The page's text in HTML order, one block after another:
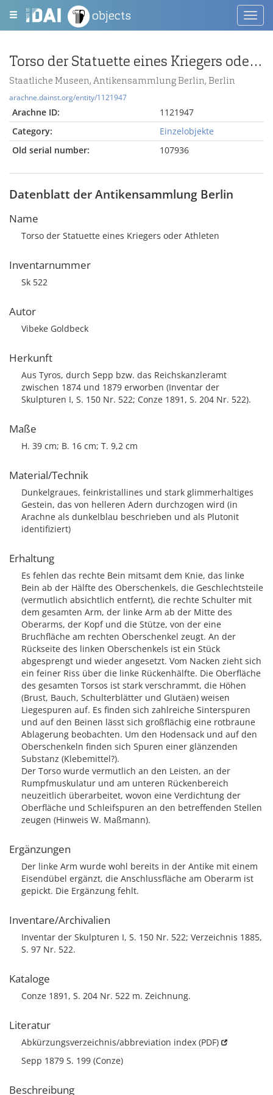
objects
Torso der Statuette eines Kriegers oder Athleten
Staatliche Museen, Antikensammlung Berlin, Berlin
arachne.dainst.org/entity/1121947
Arachne ID:
1121947
Category:
Einzelobjekte
Old serial number:
107936
Datenblatt der Antikensammlung Berlin
Name
Torso der Statuette eines Kriegers oder Athleten
Inventarnummer
Sk 522
Autor
Vibeke Goldbeck
Herkunft
Aus Tyros, durch Sepp bzw. das Reichskanzleramt
zwischen 1874 und 1879 erworben (Inventar der
Skulpturen I, S. 150 Nr. 522; Conze 1891, S. 204 Nr. 522).
Maße
H. 39 cm; B. 16 cm; T. 9,2 cm
Material/Technik
Dunkelgraues, feinkristallines und stark glimmerhaltiges
Gestein, das von helleren Adern durchzogen wird (in
Arachne als dunkelblau beschrieben und als Plutonit
identifiziert)
Erhaltung
Es fehlen das rechte Bein mitsamt dem Knie, das linke
Bein ab der Hälfte des Oberschenkels, die Geschlechtsteile
(vermutlich absichtlich entfernt), die rechte Schulter mit
dem gesamten Arm, der linke Arm ab der Mitte des
Oberarms, der Kopf und die Stütze, von der eine
Bruchfläche am rechten Oberschenkel zeugt. An der
Rückseite des linken Oberschenkels ist ein Stück
abgesprengt und wieder angesetzt. Vom Nacken zieht sich
ein feiner Riss über die linke Rückenhälfte. Die Oberfläche
des gesamten Torsos ist stark verschrammt, die Höhen
(Brust, Bauch, Schulterblätter und Glutäen) weisen
Liegespuren auf. Es finden sich zahlreiche Sinterspuren
und auf den Beinen lässt sich großflächig eine rotbraune
Ablagerung beobachten. Um den Hodensack und auf den
Oberschenkeln finden sich Spuren einer glänzenden
Substanz (Klebemittel?).
Der Torso wurde vermutlich an den Leisten, an der
Rumpfmuskulatur und am unteren Rückenbereich
neuzeitlich überarbeitet, wovon eine Verdichtung der
Oberfläche und Schleifspuren an den betreffenden Stellen
zeugen (Hinweis W. Maßmann).
Ergänzungen
Der linke Arm wurde wohl bereits in der Antike mit einem
Eisendübel ergänzt, die Anschlussfläche am Oberarm ist
gepickt. Die Ergänzung fehlt.
Inventare/Archivalien
Inventar der Skulpturen I, S. 150 Nr. 522; Verzeichnis 1885,
S. 97 Nr. 522.
Kataloge
Conze 1891, S. 204 Nr. 522 m. Zeichnung.
Literatur
Abkürzungsverzeichnis/abbreviation index (PDF)
Sepp 1879 S. 199 (Conze)
Beschreibung